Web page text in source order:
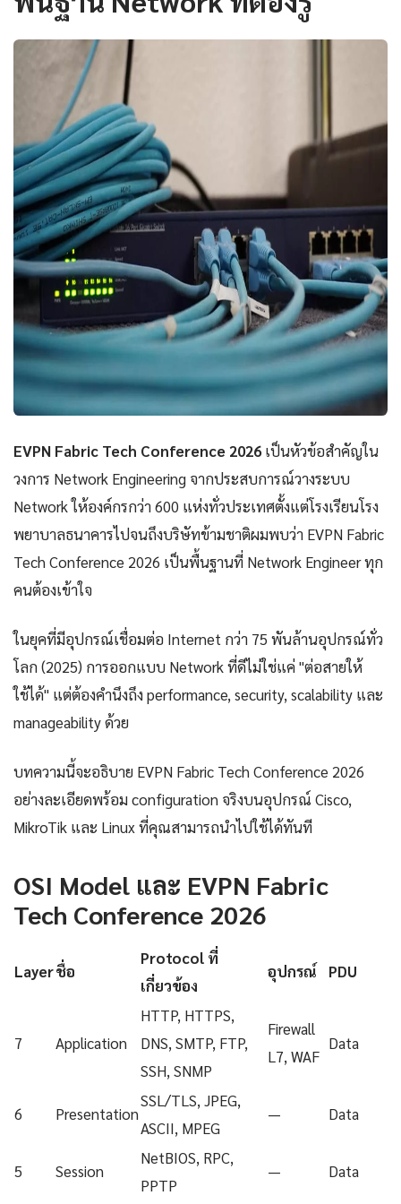
EVPN Fabric Tech Conference 2026 เป็นหัวข้อสำคัญใน
วงการ Network Engineering จากประสบการณ์วางระบบ
Network ให้องค์กรกว่า 600 แห่งทั่วประเทศตั้งแต่โรงเรียนโรง
พยาบาลธนาคารไปจนถึงบริษัทข้ามชาติผมพบว่า EVPN Fabric
Tech Conference 2026 เป็นพื้นฐานที่ Network Engineer ทุก
คนต้องเข้าใจ
ในยุคที่มีอุปกรณ์เชื่อมต่อ Internet กว่า 75 พันล้านอุปกรณ์ทั่ว
โลก (2025) การออกแบบ Network ที่ดีไม่ใช่แค่ "ต่อสายให้
ใช้ได้" แต่ต้องคำนึงถึง performance, security, scalability และ
manageability ด้วย
บทความนี้จะอธิบาย EVPN Fabric Tech Conference 2026
อย่างละเอียดพร้อม configuration จริงบนอุปกรณ์ Cisco,
MikroTik และ Linux ที่คุณสามารถนำไปใช้ได้ทันที
OSI Model และ EVPN Fabric
Tech Conference 2026
Layerชื่อ
Protocol ที่
เกี่ยวข้อง
อุปกรณ์ PDU
7 Application
HTTP, HTTPS,
DNS, SMTP, FTP,
SSH, SNMP
Firewall
L7, WAF
Data
6 Presentation
SSL/TLS, JPEG,
ASCII, MPEG
— Data
5 Session
NetBIOS, RPC,
PPTP
— Data